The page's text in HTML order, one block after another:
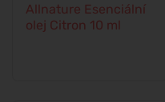
Allnature Esenciální
olej Citron 10 ml